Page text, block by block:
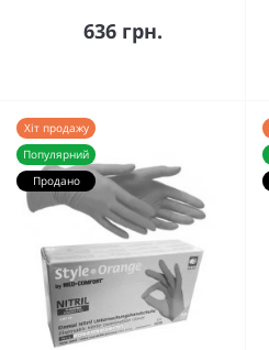
636 грн.
Хіт продажу
Популярний
Продано